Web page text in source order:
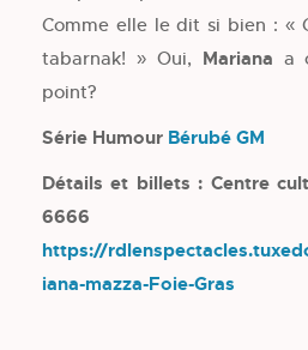
Comme elle le dit si bien : «
tabarnak! » Oui, Mariana a
point?
Série Humour Bérubé GM
Détails et billets : Centre
https://
iana-mazza-Foie-Gras